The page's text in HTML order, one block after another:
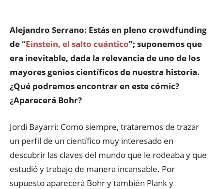
Alejandro Serrano: Estás en pleno crowdfunding
de “Einstein, el salto cuántico”; suponemos que
era inevitable, dada la relevancia de uno de los
mayores genios científicos de nuestra historia.
¿Qué podremos encontrar en este cómic?
¿Aparecerá Bohr?
Jordi Bayarri: Como siempre, trataremos de trazar
un perfil de un científico muy interesado en
descubrir las claves del mundo que le rodeaba y que
estudió y trabajo de manera incansable. Por
supuesto aparecerá Bohr y también Plank y